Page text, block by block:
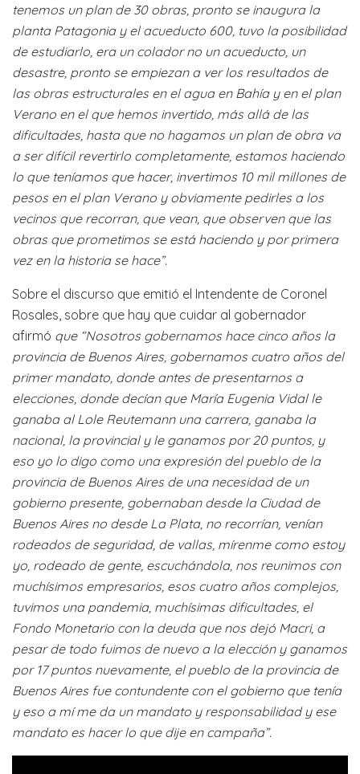
tenemos un plan de 30 obras, pronto se inaugura la
planta Patagonia y el acueducto 600, tuvo la posibilidad
de estudiarlo, era un colador no un acueducto, un
desastre, pronto se empiezan a ver los resultados de
las obras estructurales en el agua en Bahía y en el plan
Verano en el que hemos invertido, más allá de las
dificultades, hasta que no hagamos un plan de obra va
a ser difícil revertirlo completamente, estamos haciendo
lo que teníamos que hacer, invertimos 10 mil millones de
pesos en el plan Verano y obviamente pedirles a los
vecinos que recorran, que vean, que observen que las
obras que prometimos se está haciendo y por primera
vez en la historia se hace”.
Sobre el discurso que emitió el Intendente de Coronel
Rosales, sobre que hay que cuidar al gobernador
afirmó que “Nosotros gobernamos hace cinco años la
provincia de Buenos Aires, gobernamos cuatro años del
primer mandato, donde antes de presentarnos a
elecciones, donde decían que María Eugenia Vidal le
ganaba al Lole Reutemann una carrera, ganaba la
nacional, la provincial y le ganamos por 20 puntos, y
eso yo lo digo como una expresión del pueblo de la
provincia de Buenos Aires de una necesidad de un
gobierno presente, gobernaban desde la Ciudad de
Buenos Aires no desde La Plata, no recorrían, venían
rodeados de seguridad, de vallas, mírenme como estoy
yo, rodeado de gente, escuchándola, nos reunimos con
muchísimos empresarios, esos cuatro años complejos,
tuvimos una pandemia, muchísimas dificultades, el
Fondo Monetario con la deuda que nos dejó Macri, a
pesar de todo fuimos de nuevo a la elección y ganamos
por 17 puntos nuevamente, el pueblo de la provincia de
Buenos Aires fue contundente con el gobierno que tenía
y eso a mí me da un mandato y responsabilidad y ese
mandato es hacer lo que dije en campaña”.